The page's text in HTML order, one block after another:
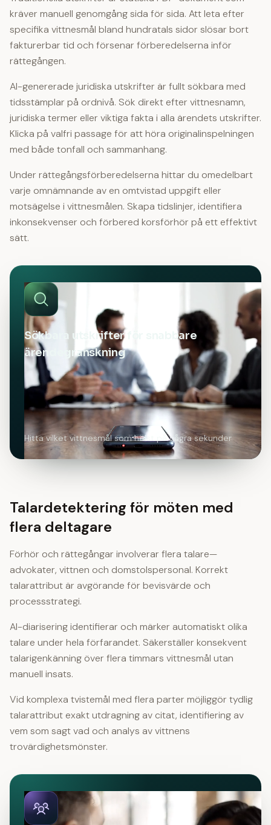
kräver manuell genomgång sida för sida. Att leta efter
specifika vittnesmål bland hundratals sidor slösar bort
fakturerbar tid och försenar förberedelserna inför
rättegången.
AI-genererade juridiska utskrifter är fullt sökbara med
tidsstämplar på ordnivå. Sök direkt efter vittnesnamn,
juridiska termer eller viktiga fakta i alla ärendets utskrifter.
Klicka på valfri passage för att höra originalinspelningen
med både tonfall och sammanhang.
Under rättegångsförberedelserna hittar du omedelbart
varje omnämnande av en omtvistad uppgift eller
motsägelse i vittnesmålen. Skapa tidslinjer, identifiera
inkonsekvenser och förbered korsförhör på ett effektivt
sätt.
Sökbara utskrifter för snabbare
ärendegranskning
Hitta vilket vittnesmål som helst på några sekunder
Talardetektering för möten med
flera deltagare
Förhör och rättegångar involverar flera talare—
advokater, vittnen och domstolspersonal. Korrekt
talarattribut är avgörande för bevisvärde och
processstrategi.
AI-diarisering identifierar och märker automatiskt olika
talare under hela förfarandet. Säkerställer konsekvent
talarigenkänning över flera timmars vittnesmål utan
manuell insats.
Vid komplexa tvistemål med flera parter möjliggör tydlig
talarattribut exakt utdragning av citat, identifiering av
vem som sagt vad och analys av vittnens
trovärdighetsmönster.